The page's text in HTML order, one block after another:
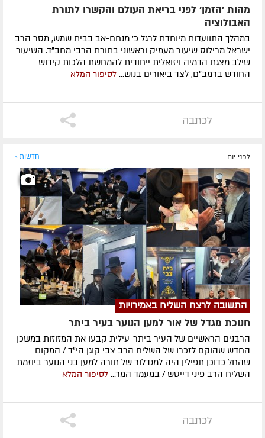
מהות 'הזמן' לפני בריאת העולם והקשרו לתורת
האבולוציה
במהלך התוועדות מיוחדת לרגל כ' מנחם-אב בבית שמש, מסר הרב
ישראל מרילוס שיעור מעמיק וראשוני בתורת הרבי מחב"ד. השיעור
שילב מצגת הדמיה ויזואלית ייחודית להמחשת הלכות קידוש
החודש ברמב"ם, לצד ביאורים בנוש... לסיפור המלא
לכתבה
לפני יום חדשות »
התשובה לרצח השליח באמירויות
חנוכת מגדל של אור למען הנוער בעיר ביתר
הרבנים הראשיים של העיר ביתר-עילית קבעו את המזוזות במשכן
החדש שהוקם לזכרו של השליח הרב צבי קוגן הי"ד / המקום
שהחל כדוכן תפילין היה למגדלור של תורה למען בני הנוער ביוזמת
השליח הרב פיני דייטש / במעמד המר... לסיפור המלא
לכתבה